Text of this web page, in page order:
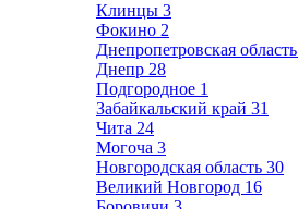
Клинцы 3
Фокино 2
Днепропетровская область
Днепр 28
Подгородное 1
Забайкальский край 31
Чита 24
Могоча 3
Новгородская область 30
Великий Новгород 16